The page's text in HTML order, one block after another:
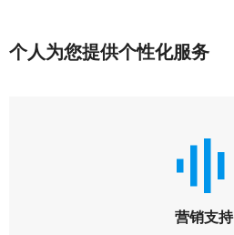
个人为您提供个性化服务
营销支持